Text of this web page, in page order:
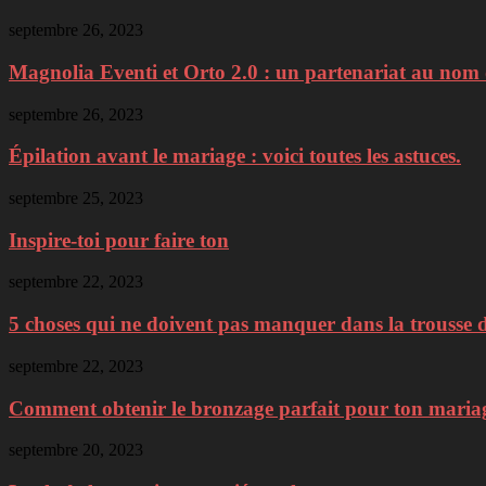
septembre 26, 2023
Magnolia Eventi et Orto 2.0 : un partenariat au nom
septembre 26, 2023
Épilation avant le mariage : voici toutes les astuces.
septembre 25, 2023
Inspire-toi pour faire ton
septembre 22, 2023
5 choses qui ne doivent pas manquer dans la trousse
septembre 22, 2023
Comment obtenir le bronzage parfait pour ton
septembre 20, 2023